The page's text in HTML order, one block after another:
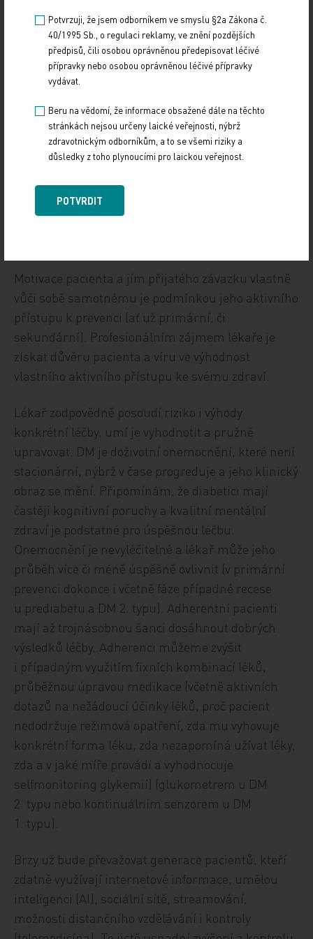
kvalifikovaně zhodnotit životní prognózu,
přítomnost komplikací (nejen KVO a CKD,
ale i specifických diabetických komplikací),
motivaci, přístup, ale i reálné možnosti pacienta,
jeho finanční možnosti. Z moderních antidiabetik
dominuje v primární i sekundární prevenci KVO
a CKD skupina gliflozinů a agonistů glukagonu
podobného peptidu (GLP‑1) (brzy již i kombinace
agonistů GLP‑1 + gastroinhibičního peptidu [GIP]).
Kromě antihyperglykemického účinku komplexně
Motivace pacienta a jím přijatého závazku vlastně
vůči sobě samotnému je podmínkou jeho aktivního
přístupu k prevenci (ať už primární, či
sekundární). Profesionálním zájmem lékaře je
získat důvěru pacienta a víru ve výhodnost
vlastního aktivního přístupu ke svému zdraví.
Lékař zodpovědně posoudí riziko i výhody
konkrétní léčby, umí je vyhodnotit a pružně
upravovat. DM je doživotní onemocnění, které není
stacionární, nýbrž v čase progreduje a jeho klinický
obraz se mění. Připomínám, že diabetici mají
častěji kognitivní poruchy a kvalitní mentální
zdraví je podstatné pro úspěšnou léčbu.
Onemocnění je nevyléčitelné a lékař může jeho
průběh více či méně úspěšně ovlivnit (v primární
prevenci dokonce i včetně fáze případné recese
u prediabetu a DM 2. typu). Adherentní pacienti
mají až trojnásobnou šanci dosáhnout dobrých
výsledků léčby. Adherenci můžeme zvýšit
i případným využitím fixních kombinací léků,
průběžnou úpravou medikace (včetně aktivních
dotazů na nežádoucí účinky léků, proč pacient
nedodržuje režimová opatření, zda mu vyhovuje
konkrétní forma léku, zda nezapomíná užívat léky,
zda a v jaké míře provádí a vyhodnocuje
selfmonitoring glykemií) (glukometrem u DM
2. typu nebo kontinuálním senzorem u DM
1. typu).
Brzy už bude převažovat generace pacientů, kteří
zdatně využívají internetové informace, umělou
inteligenci (AI), sociální sítě, streamování,
možnosti distančního vzdělávání i kontroly
Potvrzuji, že jsem odborníkem ve smyslu §2a Zákona č.
40/1995 Sb., o regulaci reklamy, ve znění pozdějších
předpisů, čili osobou oprávněnou předepisovat léčivé
přípravky nebo osobou oprávněnou léčivé přípravky
vydávat.
Beru na vědomí, že informace obsažené dále na těchto
stránkách nejsou určeny laické veřejnosti, nýbrž
zdravotnickým odborníkům, a to se všemi riziky a
důsledky z toho plynoucími pro laickou veřejnost.
POTVRDIT